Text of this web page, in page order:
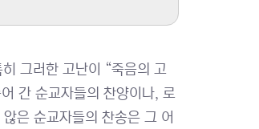
그러한 고난이 “죽음의 고
간 순교자들의 찬양이나, 로
은 순교자들의 찬송은 그 어